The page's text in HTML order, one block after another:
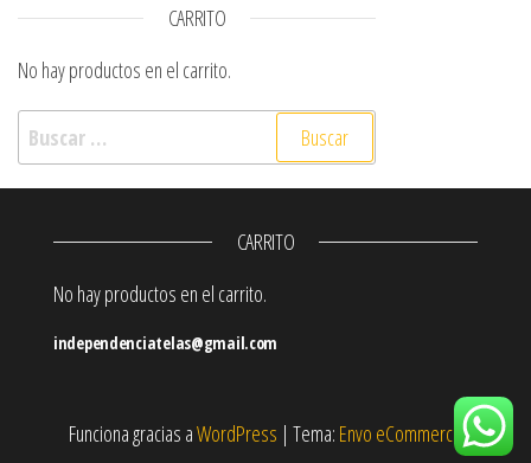
CARRITO
No hay productos en el carrito.
Buscar:
CARRITO
No hay productos en el carrito.
independenciatelas@gmail.com
Funciona gracias aWordPress | Tema: Envo eCommerce